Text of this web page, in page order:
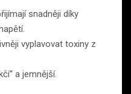
snadněji díky
vyplavovat toxiny z
a jemnější.